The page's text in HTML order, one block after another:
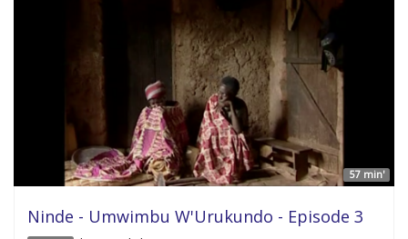
57 min'
Ninde - Umwimbu W'Urukundo - Episode 3